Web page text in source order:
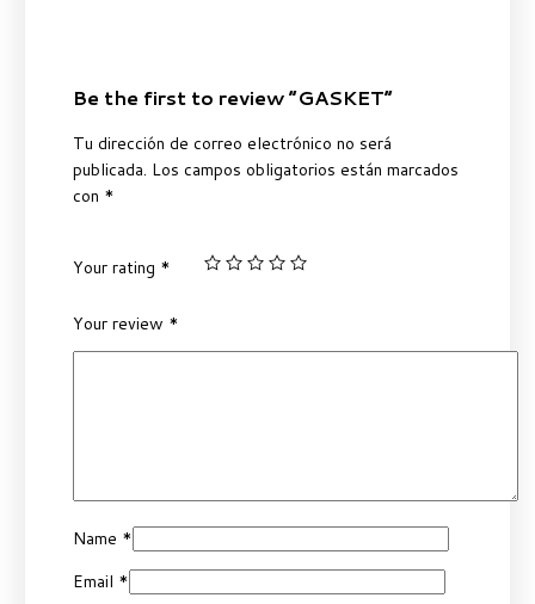
Be the first to review “GASKET”
Tu dirección de correo electrónico no será
publicada. Los campos obligatorios están marcados
con *
Your rating *
Your review *
Name *
Email *